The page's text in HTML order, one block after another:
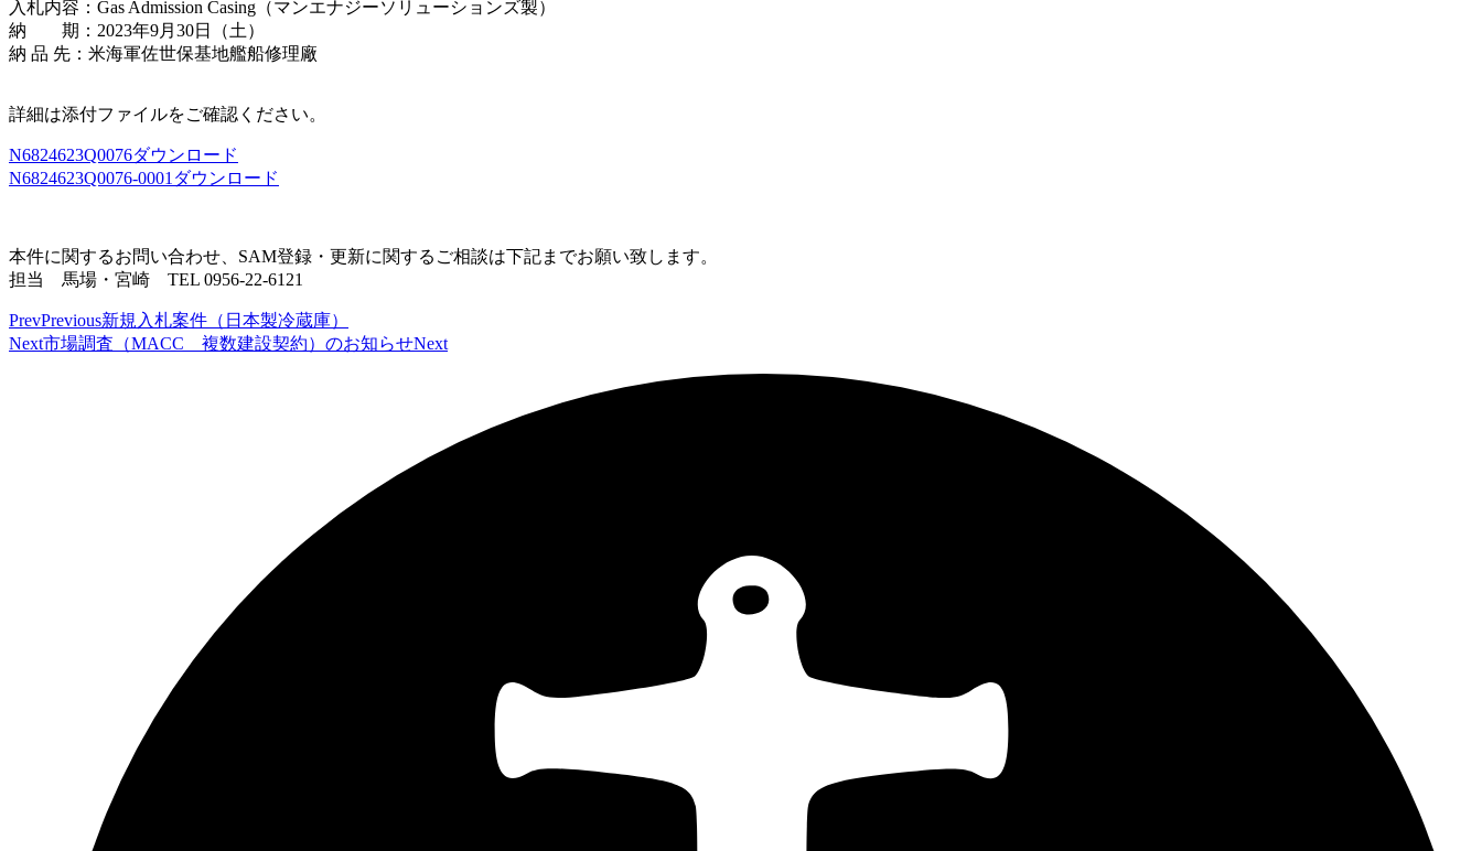
入札内容：Gas Admission Casing（マンエナジーソリューションズ製）
納 期：2023年9月30日（土）
納 品 先：米海軍佐世保基地艦船修理廠
詳細は添付ファイルをご確認ください。
N6824623Q0076ダウンロード
N6824623Q0076-0001 ダウンロード
本件に関するお問い合わせ、SAM登録・更新に関するご相談は下記までお願い致します。
担当 馬場・宮崎 TEL 0956-22-6121
PrevPrevious新規入札案件（日本製冷蔵庫）
Next市場調査（MACC 複数建設契約）のお知らせNext